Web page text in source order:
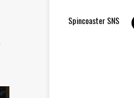
Spincoaster SNS